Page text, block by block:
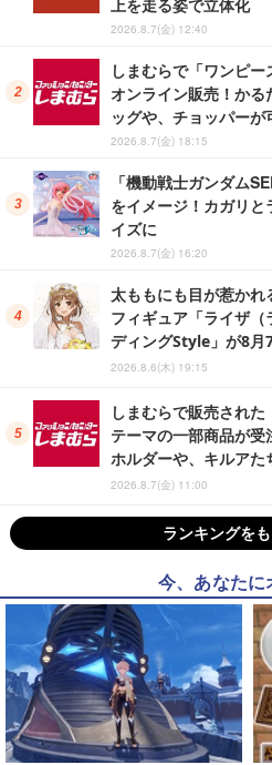
上を走る姿で立体化
2026.8.7(金) 12:40
しまむらで「ワンピ
オンライン販売！かる
ッグや、チョッパーが
2026.8.7(金) 18:15
「機動戦士ガンダム
をイメージ！カガリと
イズに
2026.8.7(金) 16:20
太ももにも目が惹かれ
フィギュア「ライザ
ディングStyle」が8月
2026.8.6(木) 19:15
しまむらで販売され
テーマの一部商品が
ホルダーや、キルア
2026.8.7(金) 11:00
ランキングを
今、あなたに